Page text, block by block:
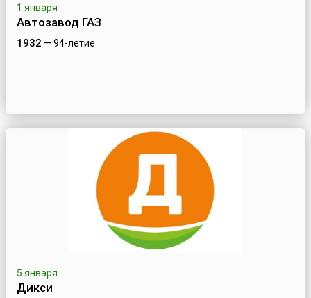
1 января
Автозавод ГАЗ
1932 — 94-летие
5 января
Дикси